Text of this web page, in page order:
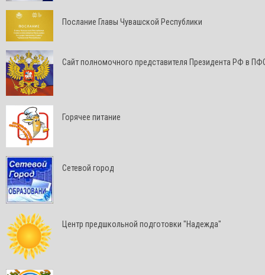
Послание Главы Чувашской Республики
Cайт полномочного представителя Президента РФ в
Горячее питание
Сетевой город
Центр предшкольной подготовки "Надежда"